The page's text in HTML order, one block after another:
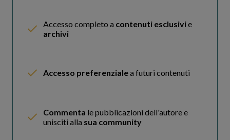
Accesso completo a contenuti esclusivie
archivi
Accesso preferenzialea futuri contenuti
Commenta le pubblicazioni dell'autore e
unisciti alla sua community